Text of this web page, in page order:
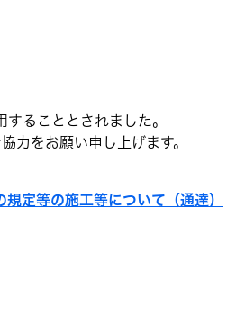
ることとされました。
力をお願い申し上げます。
定等の施工等について（通達）